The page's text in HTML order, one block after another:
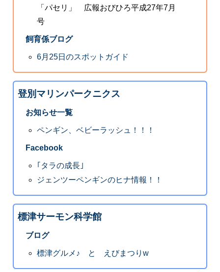
「パセリ」 広報おびひろ平成27年7月
号
飼育係ブログ
6月25日のスポットガイド
登別マリンパークニクス
お知らせ一覧
ペンギン、ベビーラッシュ！！！
Facebook
｢タラの成長｣
ジェンツーペンギンのヒナ情報！！
標津サーモン科学館
ブログ
標津グルメ♪ と えびまつりw